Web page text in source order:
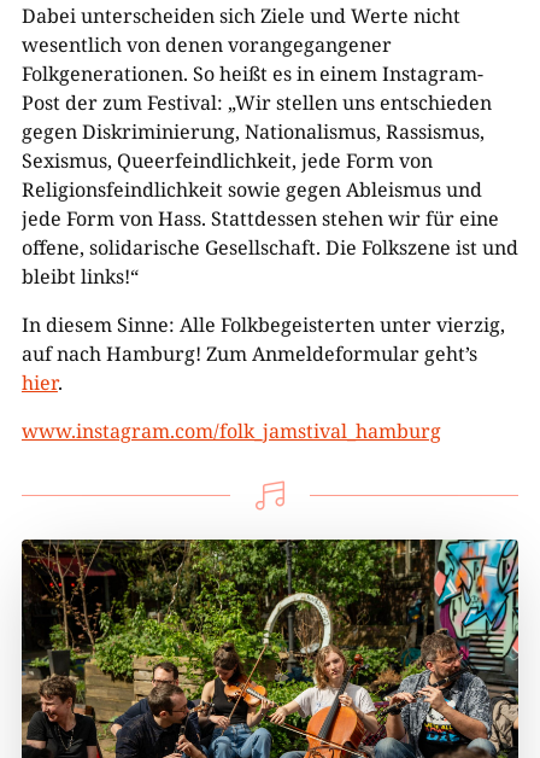
Dabei unterscheiden sich Ziele und Werte nicht
wesentlich von denen vorangegangener
Folkgenerationen. So heißt es in einem Instagram-
Post der zum Festival: „Wir stellen uns entschieden
gegen Diskriminierung, Nationalismus, Rassismus,
Sexismus, Queerfeindlichkeit, jede Form von
Religionsfeindlichkeit sowie gegen Ableismus und
jede Form von Hass. Stattdessen stehen wir für eine
offene, solidarische Gesellschaft. Die Folkszene ist und
bleibt links!“
In diesem Sinne: Alle Folkbegeisterten unter vierzig,
auf nach Hamburg! Zum Anmeldeformular geht’s
hier.
www.instagram.com/folk_jamstival_hamburg
